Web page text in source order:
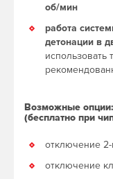
об/мин
работа
детонации в
использовать
Возможные
(бесплатно при
отключение
отключение